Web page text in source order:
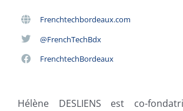
Frenchtechbordeaux.com
@FrenchTechBdx
FrenchtechBordeaux
Hélène DESLIENS est co-